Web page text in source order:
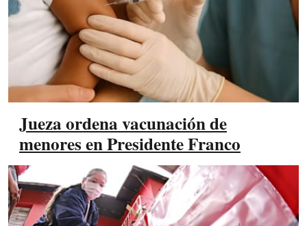
Jueza ordena vacunación de
menores en Presidente Franco